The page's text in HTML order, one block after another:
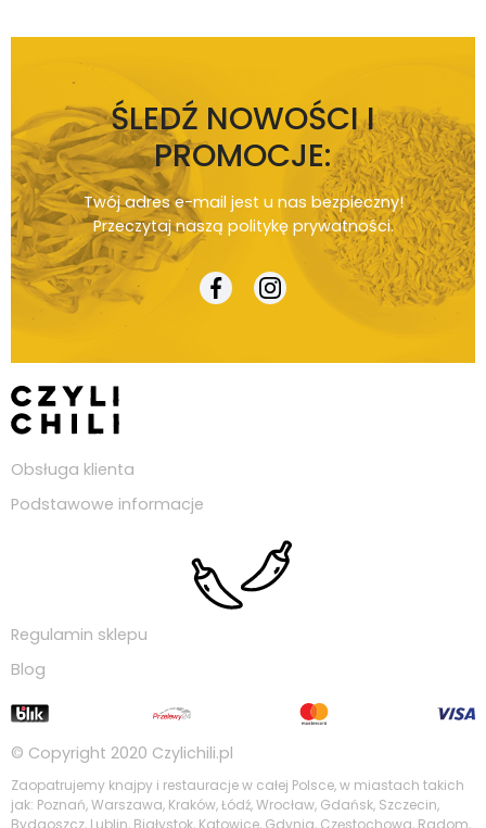
ŚLEDŹ NOWOŚCI I
PROMOCJE:
Twój adres e-mail jest u nas bezpieczny!
Przeczytaj naszą politykę prywatności.
Obsługa klienta
Podstawowe informacje
Regulamin sklepu
Blog
© Copyright 2020 Czylichili.pl
Zaopatrujemy knajpy i restauracje w całej Polsce, w miastach takich
jak: Poznań, Warszawa, Kraków, Łódź, Wrocław, Gdańsk, Szczecin,
Bydgoszcz, Lublin, Białystok, Katowice, Gdynia, Częstochowa, Radom,